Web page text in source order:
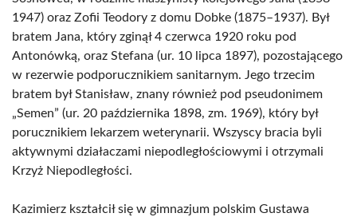
1947) oraz Zofii Teodory z domu Dobke (1875–1937). Był
bratem Jana, który zginął 4 czerwca 1920 roku pod
Antonówką, oraz Stefana (ur. 10 lipca 1897), pozostającego
w rezerwie podporucznikiem sanitarnym. Jego trzecim
bratem był Stanisław, znany również pod pseudonimem
„Semen” (ur. 20 października 1898, zm. 1969), który był
porucznikiem lekarzem weterynarii. Wszyscy bracia byli
aktywnymi działaczami niepodległościowymi i otrzymali
Krzyż Niepodległości.
Kazimierz kształcił się w gimnazjum polskim Gustawa